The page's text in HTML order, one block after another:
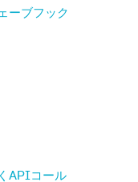
ーブフック
APIコール